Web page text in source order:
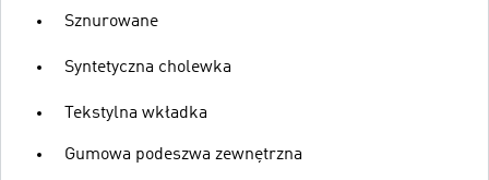
Sznurowane
Syntetyczna cholewka
Tekstylna wkładka
Gumowa podeszwa zewnętrzna